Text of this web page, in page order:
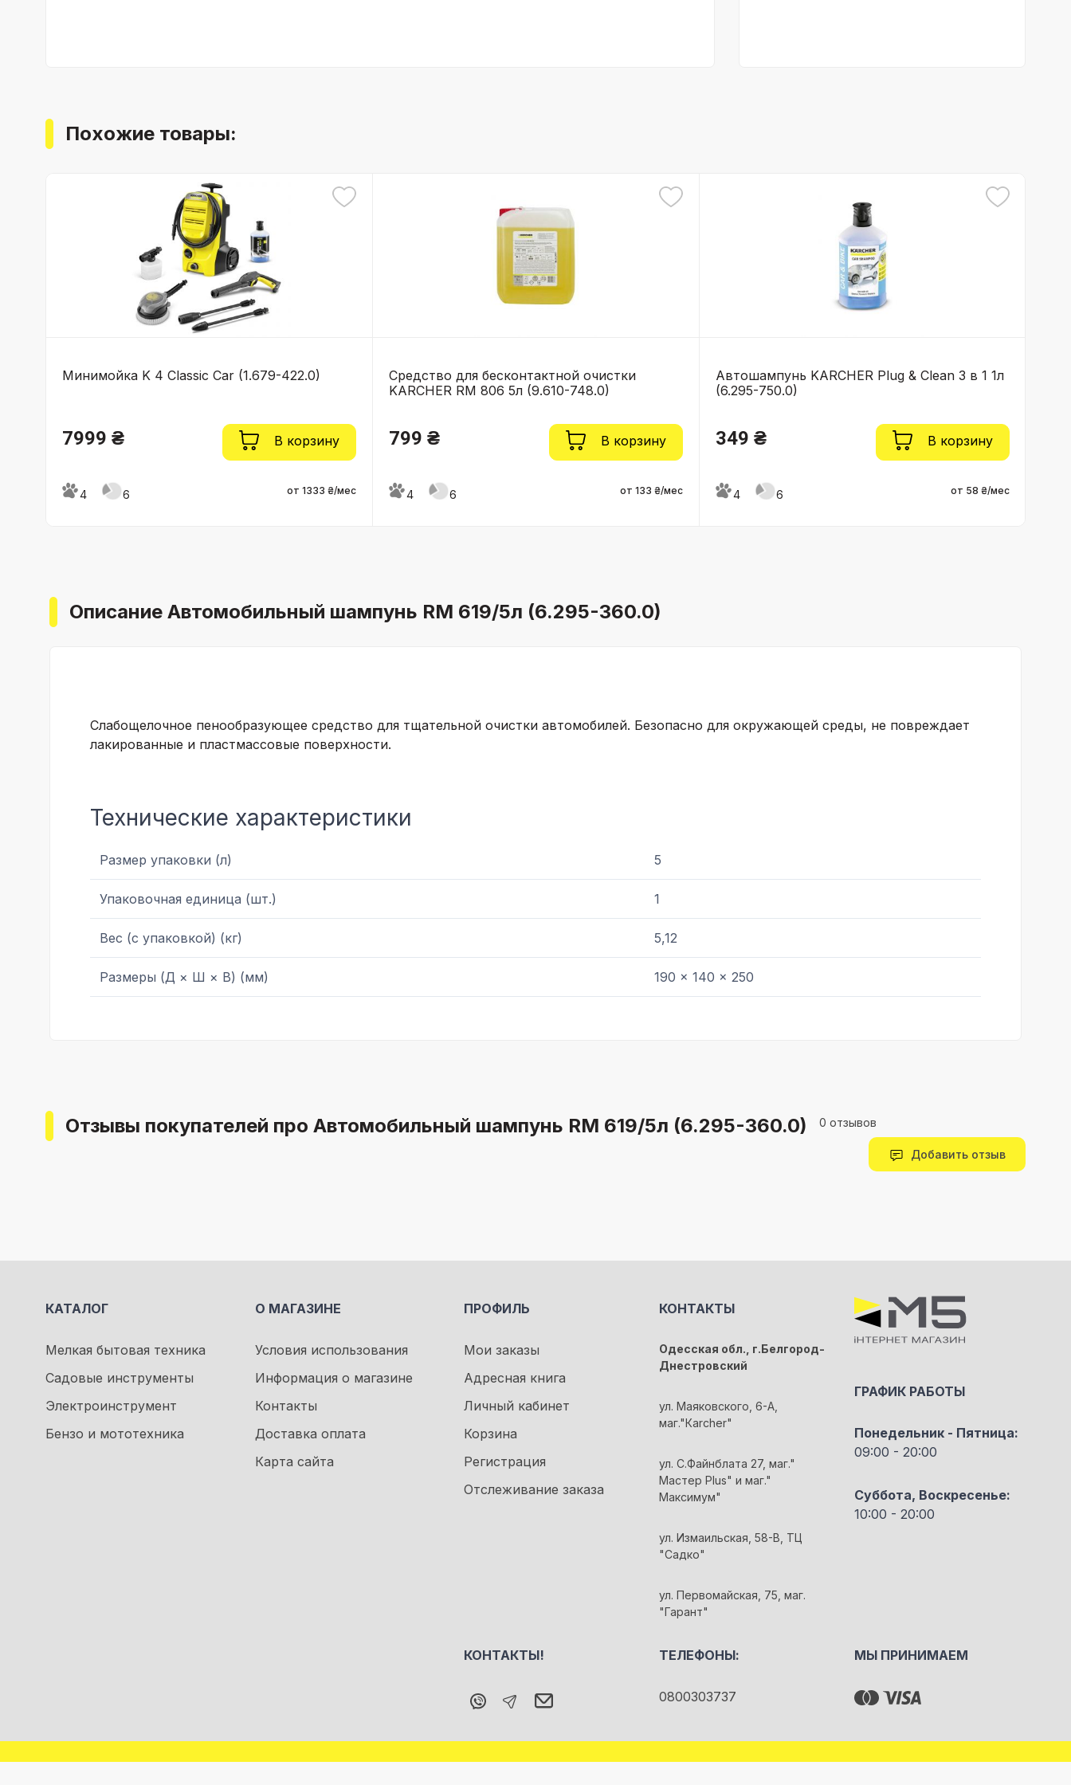
Похожие товары:
Минимойка K 4 Classic Car (1.679-422.0)
7999 ₴ В корзину
4 6 от 1333 ₴/мес
Средство для бесконтактной очистки
KARCHER RM 806 5л (9.610-748.0)
799 ₴ В корзину
4 6 от 133 ₴/мес
Автошампунь KARCHER Plug & Clean 3 в 1 1л
(6.295-750.0)
349 ₴ В корзину
4 6 от 58 ₴/мес
Описание Автомобильный шампунь RM 619/5л (6.295-360.0)
Слабощелочное пенообразующее средство для тщательной очистки автомобилей. Безопасно для окружающей среды, не повреждает
лакированные и пластмассовые поверхности.
Технические характеристики
Размер упаковки (л) 5
Упаковочная единица (шт.) 1
Вес (с упаковкой) (кг) 5,12
Размеры (Д × Ш × В) (мм) 190 x 140 x 250
Отзывы покупателей про Автомобильный шампунь RM 619/5л (6.295-360.0) 0 отзывов
Добавить отзыв
КАТАЛОГ
Мелкая бытовая техника
Садовые инструменты
Электроинструмент
Бензо и мототехника
О МАГАЗИНЕ
Условия использования
Информация о магазине
Контакты
Доставка оплата
Карта сайта
ПРОФИЛЬ
Мои заказы
Адресная книга
Личный кабинет
Корзина
Регистрация
Отслеживание заказа
КОНТАКТЫ
Одесская обл., г.Белгород-
Днестровский
ул. Маяковского, 6-А,
маг."Кarcher"
ул. С.Файнблата 27, маг."
Мастер Plus" и маг."
Максимум"
ул. Измаильская, 58-В, ТЦ
"Садко"
ул. Первомайская, 75, маг.
"Гарант"
ГРАФИК РАБОТЫ
Понедельник - Пятница:
09:00 - 20:00
Суббота, Воскресенье:
10:00 - 20:00
КОНТАКТЫ! ТЕЛЕФОНЫ:
0800303737
МЫ ПРИНИМАЕМ